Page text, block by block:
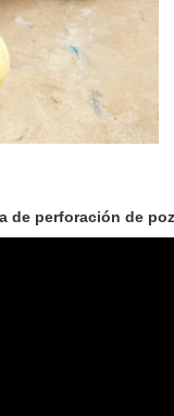
de perforación de